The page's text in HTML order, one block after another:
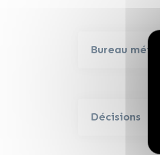
Bureau
Décisions